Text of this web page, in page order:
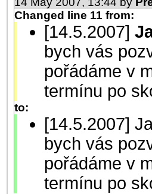
Changed line 11 from:
[14.5.2007]
bych vás
pořádáme v
termínu po
to:
[14.5.2007]
bych vás
pořádáme v
termínu po